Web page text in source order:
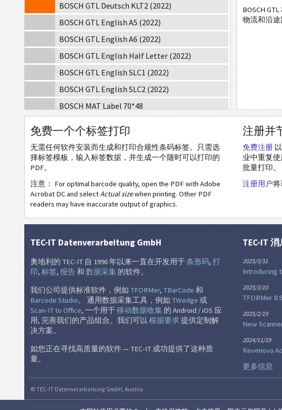
BOSCH GTL Deutsch KLT2 (2022)
BOSCH GTL English A5 (2022)
BOSCH GTL English A6 (2022)
BOSCH GTL English Half Letter (2022)
BOSCH GTL English SLC1 (2022)
BOSCH GTL English SLC2 (2022)
BOSCH MAT Label 70*48
BOSCH Neutral 70x17mm
BOSCH Neutral 17x17mm
MAT
MAT 标签
LTO
LTO 标签
NF
Nutrition Labels
€
SEPA 授权
₣
瑞士 QR 账单
M
杂
BOSCH
物流和沿途
免费一个个标签打印
无需任何软件安装而生成和打印合规性条码标签。只需选
择标签模板，输入标签数据，并生成一个随时可以打印的
PDF。
注意： For optimal barcode quality, open the PDF with Adobe
Acrobat DC and selectActual sizewhen printing. Other PDF
readers may have inaccurate output of graphics.
注册并
免费注册
业中重复使
批量打印。
注册用户将
TEC-IT Datenverarbeitung GmbH
奥地利的 TEC-IT 自 1996 年以来一直在开发用于条形码, 打
印, 标签, 报告和 数据采集 的软件。
我们公司提供标准软件，例如 TFORMer, TBarCode 和
Barcode Studio。 通用数据采集工具，例如 TWedge 或
Scan-IT to Office, 一个用于移动数据收集 的 Android / iOS 应
用, 完善我们的产品组合。我们可以 根据要求 提供定制解
决方案。
如您正在寻找高质量的软件 — TEC-IT 成功提供了这种质
量。
TEC-IT
2025/3/31
Introducing
2025/3/10
TFORMer
2025/2/19
New
2024/11/19
Revenova
更多信息
© TEC-IT Datenverarbeitung GmbH, Austria